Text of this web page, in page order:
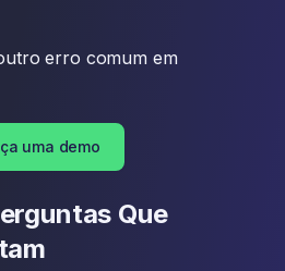
erro comum em
uma demo
Que